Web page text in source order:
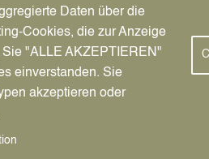
finanzielle, strategische und
wichtigsten Fragen: am
Daten über die
Cookies, die zur Anzeige
"ALLE AKZEPTIEREN"
einverstanden. Sie
akzeptieren oder